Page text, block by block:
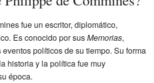
fue un escritor, diplomático,
Es conocido por susMemorias,
políticos de su tiempo. Su forma
historia y la política fue muy
época.